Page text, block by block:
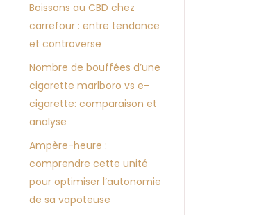
Boissons au CBD chez
carrefour : entre tendance
et controverse
Nombre de bouffées d’une
cigarette marlboro vs e-
cigarette: comparaison et
analyse
Ampère-heure :
comprendre cette unité
pour optimiser l’autonomie
de sa vapoteuse